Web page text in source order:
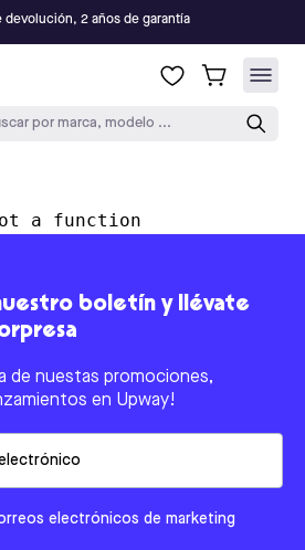
devolución, 2 años de garantía
por marca, modelo ...
a function
boletín y llévate
de nuestas promociones,
en Upway!
electrónicos de marketing